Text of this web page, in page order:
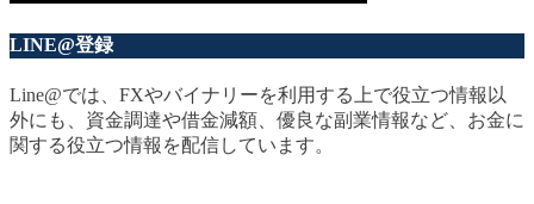
LINE@登録
Line@では、FXやバイナリーを利用する上で役立つ情報以
外にも、資金調達や借金減額、優良な副業情報など、お金に
関する役立つ情報を配信しています。